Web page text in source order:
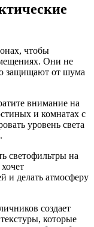
чтобы
Они не
защищают от шума
внимание на
и комнатах с
уровень света
светофильтры на
и делать атмосферу
создает
которые